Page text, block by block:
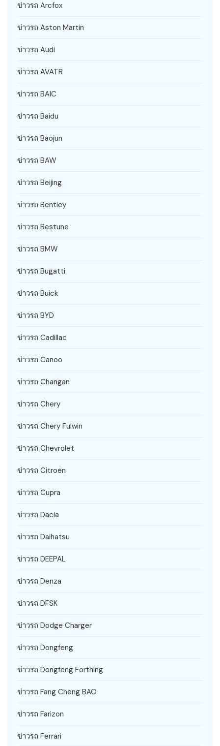
ข่าวรถ Arcfox
ข่าวรถ Aston Martin
ข่าวรถ Audi
ข่าวรถ AVATR
ข่าวรถ BAIC
ข่าวรถ Baidu
ข่าวรถ Baojun
ข่าวรถ BAW
ข่าวรถ Beijing
ข่าวรถ Bentley
ข่าวรถ Bestune
ข่าวรถ BMW
ข่าวรถ Bugatti
ข่าวรถ Buick
ข่าวรถ BYD
ข่าวรถ Cadillac
ข่าวรถ Canoo
ข่าวรถ Changan
ข่าวรถ Chery
ข่าวรถ Chery Fulwin
ข่าวรถ Chevrolet
ข่าวรถ Citroën
ข่าวรถ Cupra
ข่าวรถ Dacia
ข่าวรถ Daihatsu
ข่าวรถ DEEPAL
ข่าวรถ Denza
ข่าวรถ DFSK
ข่าวรถ Dodge Charger
ข่าวรถ Dongfeng
ข่าวรถ Dongfeng Forthing
ข่าวรถ Fang Cheng BAO
ข่าวรถ Farizon
ข่าวรถ Ferrari